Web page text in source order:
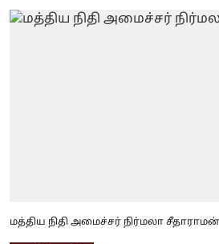
மத்திய நிதி அமைச்சர் நிர்மலா சீதாராமன்